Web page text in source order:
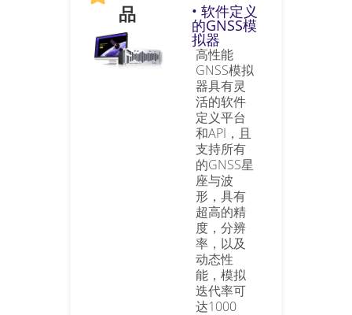
品
• 软件定义
的GNSS模
拟器
高性能
GNSS模拟
器具有灵
活的软件
定义平台
和API，且
支持所有
的GNSS星
座与波
形，具有
超高的精
度，分辨
率，以及
动态性
能，模拟
迭代率可
达1000